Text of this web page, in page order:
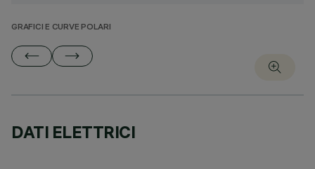
GRAFICI E CURVE POLARI
DATI ELETTRICI